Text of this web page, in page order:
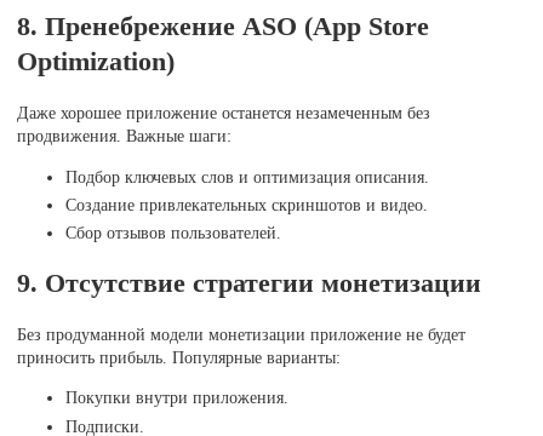
8. Пренебрежение ASO (App Store
Optimization)
Даже хорошее приложение останется незамеченным без
продвижения. Важные шаги:
Подбор ключевых слов и оптимизация описания.
Создание привлекательных скриншотов и видео.
Сбор отзывов пользователей.
9. Отсутствие стратегии монетизации
Без продуманной модели монетизации приложение не будет
приносить прибыль. Популярные варианты:
Покупки внутри приложения.
Подписки.